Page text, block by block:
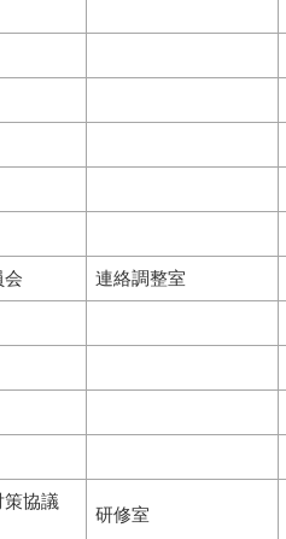
会 連絡調整室
協議
研修室